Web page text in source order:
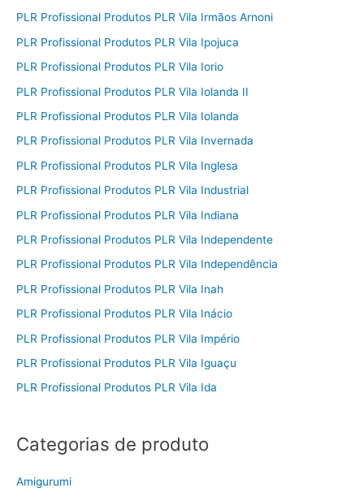
PLR Profissional Produtos PLR Vila Irmãos Arnoni
PLR Profissional Produtos PLR Vila Ipojuca
PLR Profissional Produtos PLR Vila Iorio
PLR Profissional Produtos PLR Vila Iolanda II
PLR Profissional Produtos PLR Vila Iolanda
PLR Profissional Produtos PLR Vila Invernada
PLR Profissional Produtos PLR Vila Inglesa
PLR Profissional Produtos PLR Vila Industrial
PLR Profissional Produtos PLR Vila Indiana
PLR Profissional Produtos PLR Vila Independente
PLR Profissional Produtos PLR Vila Independência
PLR Profissional Produtos PLR Vila Inah
PLR Profissional Produtos PLR Vila Inácio
PLR Profissional Produtos PLR Vila Império
PLR Profissional Produtos PLR Vila Iguaçu
PLR Profissional Produtos PLR Vila Ida
Categorias de produto
Amigurumi